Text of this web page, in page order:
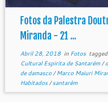
Fotos da Palestra
Miranda - 21 ...
Abril 28, 2018in Fotos tagged
Cultural Espirita de Santarém/
de damasco/Marco Maiuri
Habitados/santarém